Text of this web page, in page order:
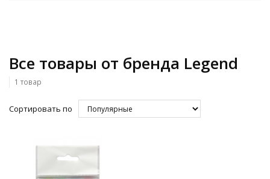
Все товары от бренда Legend
1 товар
Сортировать по